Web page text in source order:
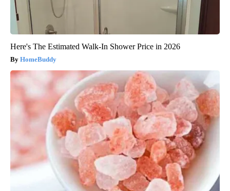
Here's The Estimated Walk-In Shower Price in 2026
HomeBuddy